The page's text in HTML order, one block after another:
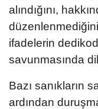
alındığını,
ifadelerin
savunmasında
Bazı sanıkların
ardından